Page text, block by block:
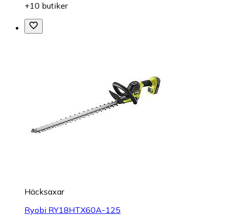
+10 butiker
Häcksaxar
Ryobi RY18HTX60A-125